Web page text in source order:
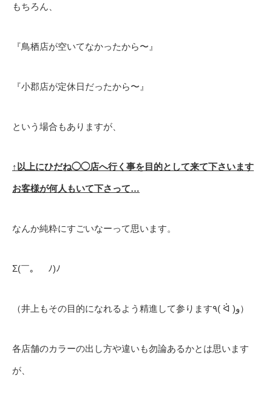
もちろん、
『鳥栖店が空いてなかったから〜』
『小郡店が定休日だったから〜』
という場合もありますが、
↑以上にひだね◯◯店へ行く事を目的として来て下さいます
お客様が何人もいて下さって…
なんか純粋にすごいなーって思います。
Σ(￣。￣ﾉ)ﾉ
（井上もその目的になれるよう精進して参ります٩( ᐛ )و）
各店舗のカラーの出し方や違いも勿論あるかとは思います
が、